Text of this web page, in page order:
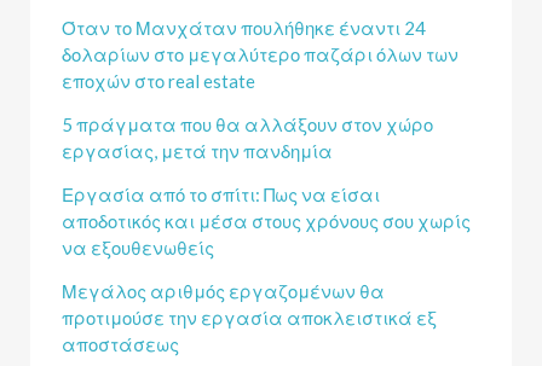
Όταν το Μανχάταν πουλήθηκε έναντι 24
δολαρίων στο μεγαλύτερο παζάρι όλων των
εποχών στο real estate
5 πράγματα που θα αλλάξουν στον χώρο
εργασίας, μετά την πανδημία
Εργασία από το σπίτι: Πως να είσαι
αποδοτικός και μέσα στους χρόνους σου χωρίς
να εξουθενωθείς
Μεγάλος αριθμός εργαζομένων θα
προτιμούσε την εργασία αποκλειστικά εξ
αποστάσεως